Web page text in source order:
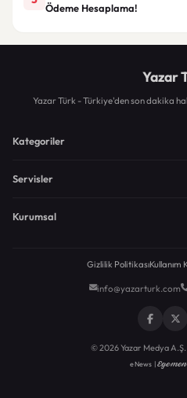
Ödeme Hesaplama!
Yazar
Yazar Türk - Türkiye'den son dakika
Kategoriler
Servisler
Kurumsal
Gizlilik PolitikasıKullanım
info@yazarturk.com
© 2026 Yazar Medya A.Ş.
eNews |